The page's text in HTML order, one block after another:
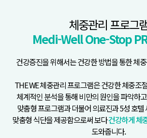
체중관리 프로그
Medi-Well One-Stop
건강증진을 위해서는 건강한 방법을 통한체
THE WE 체중관리 프로그램은 건강한 체중조
체계적인 분석을 통해 비만의 원인을 파악하
맞춤형 프로그램과 더불어 의료진과5성 호텔
맞춤형 식단을 제공함으로써보다건강하게 체
도와줍니다.